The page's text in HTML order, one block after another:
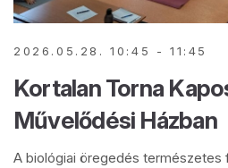
2026.05.28. 10:45 - 11:45
Kortalan Torna
Művelődési Házban
A biológiai öregedés természetes